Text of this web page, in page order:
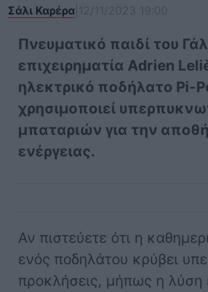
Σάλι Καρέρα
Πνευματικό παιδί του
επιχειρηματία Adrien
ηλεκτρικό ποδήλατο Pi-
χρησιμοποιεί
μπαταριών για την
ενέργειας.
Αν πιστεύετε ότι η
ενός ποδηλάτου κρύβει
προκλήσεις, μήπως η λύση